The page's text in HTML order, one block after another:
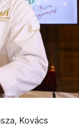
Kovács